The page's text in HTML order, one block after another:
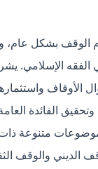
الوقف بشكل
الفقه الإسلامي.
الأوقاف
الفائدة
متنوعة
الديني والوقف